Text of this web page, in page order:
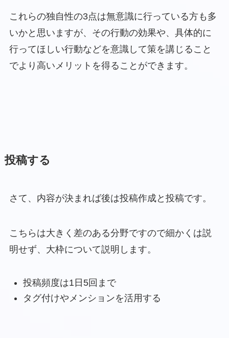
これらの独自性の3点は無意識に行っている方も多
いかと思いますが、その行動の効果や、具体的に
行ってほしい行動などを意識して策を講じること
でより高いメリットを得ることができます。
投稿する
さて、内容が決まれば後は投稿作成と投稿です。
こちらは大きく差のある分野ですので細かくは説
明せず、大枠について説明します。
投稿頻度は1日5回まで
タグ付けやメンションを活用する